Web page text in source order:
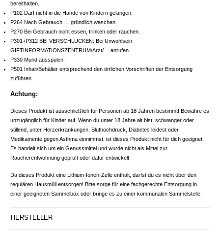
bereithalten.
P102 Darf nicht in die Hände von Kindern gelangen.
P264 Nach Gebrauch … gründlich waschen.
P270 Bei Gebrauch nicht essen, trinken oder rauchen.
P301+P312 BEI VERSCHLUCKEN: Bei Unwohlsein
GIFTINFORMATIONSZENTRUM/Arzt/… anrufen.
P330 Mund ausspülen.
P501 Inhalt/Behälter entsprechend den örtlichen Vorschriften der Entsorgung
zuführen.
Achtung:
Dieses Produkt ist ausschließlich für Personen ab 18 Jahren bestimmt! Bewahre es
unzugänglich für Kinder auf. Wenn du unter 18 Jahre alt bist, schwanger oder
stillend, unter Herzerkrankungen, Bluthochdruck, Diabetes leidest oder
Medikamente gegen Asthma einnimmst, ist dieses Produkt nicht für dich geeignet.
Es handelt sich um ein Genussmittel und wurde nicht als Mittel zur
Raucherentwöhnung geprüft oder dafür entwickelt.
Da dieses Produkt eine Lithium-Ionen-Zelle enthält, darfst du es nicht über den
regulären Hausmüll entsorgen! Bitte sorge für eine fachgerechte Entsorgung in
einer geeigneten Sammelbox oder bringe es zu einer kommunalen Sammelstelle.
HERSTELLER